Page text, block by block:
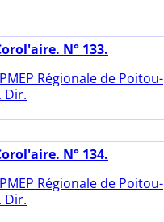
N° 133.
Régionale de Poitou-
Dir.
N° 134.
Régionale de Poitou-
Dir.